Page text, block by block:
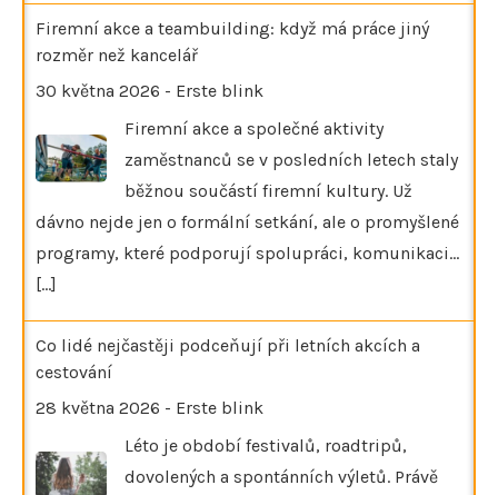
Firemní akce a teambuilding: když má práce jiný
rozměr než kancelář
30 května 2026 - Erste blink
Firemní akce a společné aktivity
zaměstnanců se v posledních letech staly
běžnou součástí firemní kultury. Už
dávno nejde jen o formální setkání, ale o promyšlené
programy, které podporují spolupráci, komunikaci…
[...]
Co lidé nejčastěji podceňují při letních akcích a
cestování
28 května 2026 - Erste blink
Léto je období festivalů, roadtripů,
dovolených a spontánních výletů. Právě